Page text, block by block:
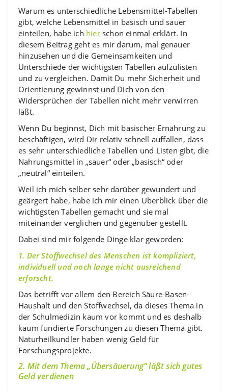
Warum es unterschiedliche Lebensmittel-Tabellen
gibt, welche Lebensmittel in basisch und sauer
einteilen, habe ich hierschon einmal erklärt. In
diesem Beitrag geht es mir darum, mal genauer
hinzusehen und die Gemeinsamkeiten und
Unterschiede der wichtigsten Tabellen aufzulisten
und zu vergleichen. Damit Du mehr Sicherheit und
Orientierung gewinnst und Dich von den
Widersprüchen der Tabellen nicht mehr verwirren
läßt.
Wenn Du beginnst, Dich mit basischer Ernährung zu
beschäftigen, wird Dir relativ schnell auffallen, dass
es sehr unterschiedliche Tabellen und Listen gibt, die
Nahrungsmittel in „sauer“ oder „basisch“ oder
„neutral“ einteilen.
Weil ich mich selber sehr darüber gewundert und
geärgert habe, habe ich mir einen Überblick über die
wichtigsten Tabellen gemacht und sie mal
miteinander verglichen und gegenüber gestellt.
Dabei sind mir folgende Dinge klar geworden:
1. Der Stoffwechsel des Menschen ist kompliziert,
individuell und noch lange nicht ausreichend
erforscht.
Das betrifft vor allem den Bereich Säure-Basen-
Haushalt und den Stoffwechsel, da dieses Thema in
der Schulmedizin kaum vor kommt und es deshalb
kaum fundierte Forschungen zu diesen Thema gibt.
Naturheilkundler haben wenig Geld für
Forschungsprojekte.
2. Mit dem Thema „Übersäuerung“ läßt sich gutes
Geld verdienen